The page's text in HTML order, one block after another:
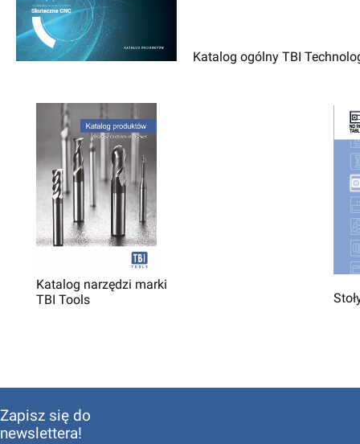
Katalog ogólny TBI
Katalog narzędzi marki
TBI Tools
Zapisz się do
newslettera!